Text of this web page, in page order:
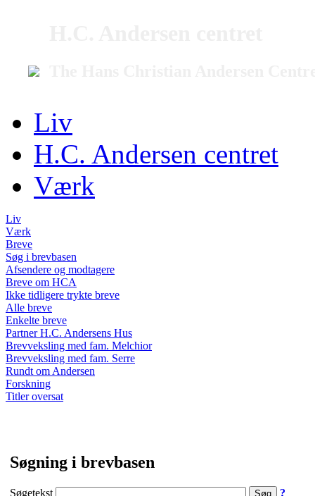
Liv
H.C. Andersen centret
Værk
Liv
Værk
Breve
Søg i brevbasen
Afsendere og modtagere
Breve om HCA
Ikke tidligere trykte breve
Alle breve
Enkelte breve
Partner H.C. Andersens Hus
Brevveksling med fam. Melchior
Brevveksling med fam. Serre
Rundt om Andersen
Forskning
Titler oversat
Søgning i brevbasen
Søgetekst ?